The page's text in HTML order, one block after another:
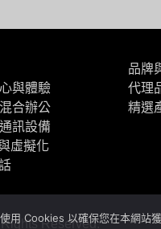
與體驗
合辦公
訊設備
虛擬化
品牌
代理
精選
Reserved.
用 Cookies 以確保您在本網站